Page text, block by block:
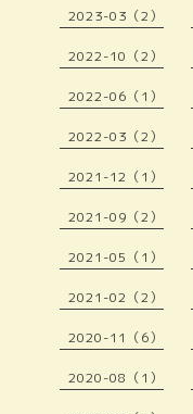
2023-03（2）
2022-10（2）
2022-06（1）
2022-03（2）
2021-12（1）
2021-09（2）
2021-05（1）
2021-02（2）
2020-11（6）
2020-08（1）